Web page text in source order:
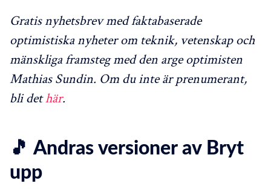
Gratis nyhetsbrev med faktabaserade
optimistiska nyheter om teknik, vetenskap och
mänskliga framsteg med den arge optimisten
Mathias Sundin. Om du inte är prenumerant,
bli dethär.
🎵 Andras versioner av Bryt
upp